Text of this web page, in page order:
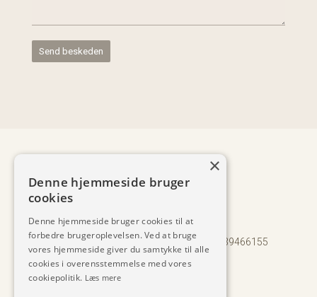
+45 2044 9918
 Porsvej 6, 8220 Brabrand (Aarhus)
© 2017-2025 Sølvsten Arkitektur ApS | CVR 39466155
Boligarkitekt
Arkitekt
×
Denne hjemmeside bruger
cookies
Denne hjemmeside bruger cookies til at
forbedre brugeroplevelsen. Ved at bruge
vores hjemmeside giver du samtykke til alle
cookies i overensstemmelse med vores
cookiepolitik. Læs mere